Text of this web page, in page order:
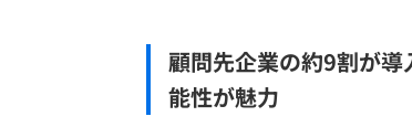
顧問先企業の約9割が
能性が魅力